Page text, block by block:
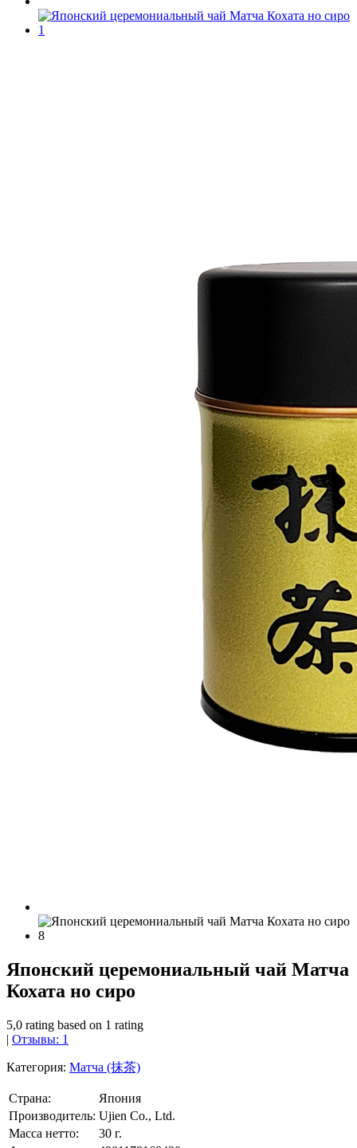
Японский церемониальный чай Матча
Кохата но сиро
5,0 rating based on 1 rating
| Отзывы: 1
Категория: Матча (抹茶)
Страна:
Япония
Производитель: Ujien Co., Ltd.
Масса нетто:
30 г.